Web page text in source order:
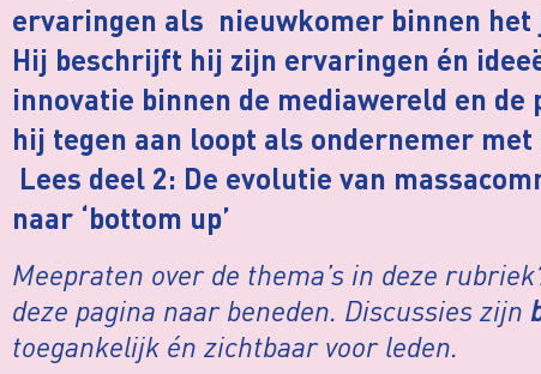
ervaringen als nieuwkomer binnen
Hij beschrijft hij zijn ervaringen én
innovatie binnen de mediawereld en
hij tegen aan loopt als ondernemer
Lees deel 2: De evolutie van
naar ‘bottom up’
Meepraten over de thema’s in deze
deze pagina naar beneden. Discussies zijn
toegankelijk én zichtbaar voor leden.